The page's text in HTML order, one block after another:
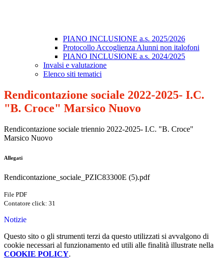
PIANO INCLUSIONE a.s. 2025/2026
Protocollo Accoglienza Alunni non italofoni
PIANO INCLUSIONE a.s. 2024/2025
Invalsi e valutazione
Elenco siti tematici
Rendicontazione sociale 2022-2025- I.C.
"B. Croce" Marsico Nuovo
Rendicontazione sociale triennio 2022-2025- I.C. "B. Croce"
Marsico Nuovo
Allegati
Rendicontazione_sociale_PZIC83300E (5).pdf
File PDF
Contatore click: 31
Notizie
Questo sito o gli strumenti terzi da questo utilizzati si avvalgono di
cookie necessari al funzionamento ed utili alle finalità illustrate nella
COOKIE POLICY.